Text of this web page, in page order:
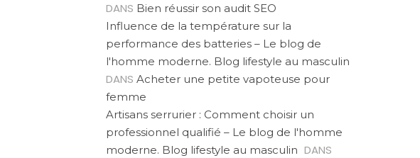
DANS Bien réussir son audit SEO
Influence de la température sur la
performance des batteries – Le blog de
l'homme moderne. Blog lifestyle au masculin
DANS Acheter une petite vapoteuse pour
femme
Artisans serrurier : Comment choisir un
professionnel qualifié – Le blog de l'homme
moderne. Blog lifestyle au masculin DANS